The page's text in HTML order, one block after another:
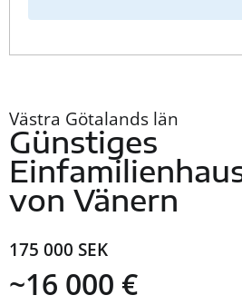
Västra Götalands län
Günstiges
von Vänern
175 000 SEK
~16 000 €